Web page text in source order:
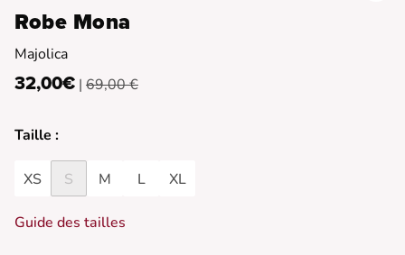
Robe Mona
Majolica
32,00€ | 69,00 €
Taille :
XS S M L XL
Guide des tailles